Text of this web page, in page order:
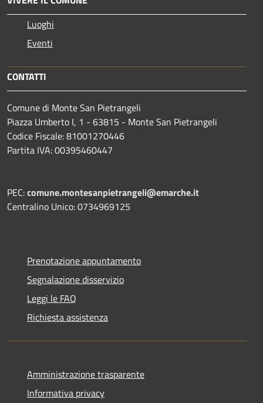
Luoghi
Eventi
CONTATTI
Comune di Monte San Pietrangeli
Piazza Umberto I, 1 - 63815 - Monte San Pietrangeli
Codice Fiscale: 81001270446
Partita IVA: 00395460447
PEC:comune.montesanpietrangeli@emarche.it
Centralino Unico: 0734969125
Prenotazione appuntamento
Segnalazione disservizio
Leggi le FAQ
Richiesta assistenza
Amministrazione trasparente
Informativa privacy